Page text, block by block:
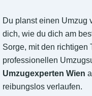
Du planst einen Umzug
dich, wie du dich am
Sorge, mit den richtigen
professionellen
Umzugexperten Wien
reibungslos verlaufen.